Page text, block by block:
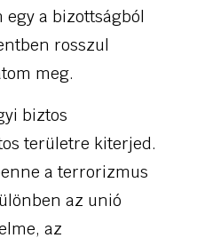
a bizottságból
rosszul
meg.
biztos
területre kiterjed.
a terrorizmus
az unió
az